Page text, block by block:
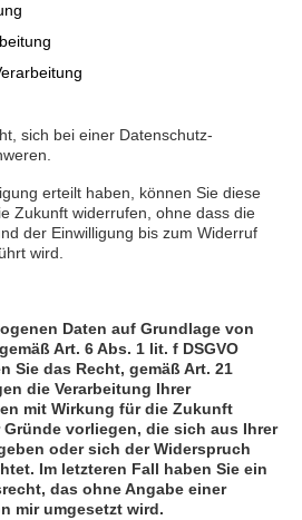
sich bei einer Datenschutz-
erteilt haben, können Sie diese
Zukunft widerrufen, ohne dass die
der Einwilligung bis zum Widerruf
wird.
Daten auf Grundlage von
Art. 6 Abs. 1 lit. f DSGVO
Sie das Recht, gemäß Art. 21
die Verarbeitung Ihrer
mit Wirkung für die Zukunft
vorliegen, die sich aus Ihrer
oder sich der Widerspruch
Im letzteren Fall haben Sie ein
das ohne Angabe einer
mir umgesetzt wird.